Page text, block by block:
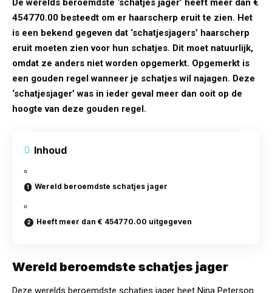
454770.00 besteedt om er haarscherp eruit te zien. Het
is een bekend gegeven dat ‘schatjesjagers’ haarscherp
eruit moeten zien voor hun schatjes. Dit moet natuurlijk,
omdat ze anders niet worden opgemerkt. Opgemerkt is
een gouden regel wanneer je schatjes wil najagen. Deze
‘schatjesjager’ was in ieder geval meer dan ooit op de
hoogte van deze gouden regel.
Inhoud
Wereld beroemdste schatjes jager
Heeft meer dan € 454770.00 uitgegeven
Wereld beroemdste schatjes jager
Deze werelds beroemdste schatjes jager heet Nina Peterson.